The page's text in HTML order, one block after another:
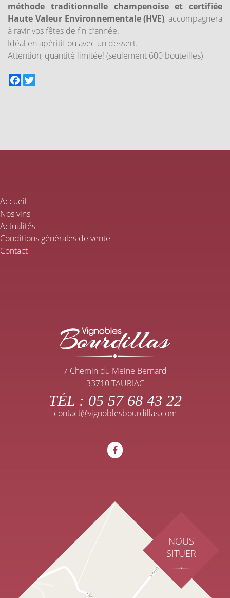
méthode traditionnelle champenoise et certifiée
Haute Valeur Environnementale (HVE), accompagnera
à ravir vos fêtes de fin d’année.
Idéal en apéritif ou avec un dessert.
Attention, quantité limitée! (seulement 600 bouteilles)
Facebook
Accueil
Nos vins
Actualités
Conditions générales de vente
Contact
7 Chemin du Meine Bernard
33710 TAURIAC
TÉL : 05 57 68 43 22
contact@vignoblesbourdillas.com
NOUS
SITUER